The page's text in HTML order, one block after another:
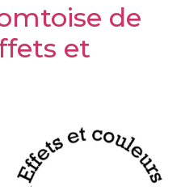
de
et